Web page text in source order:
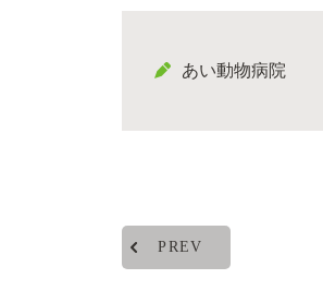
あい動物病院
PREV